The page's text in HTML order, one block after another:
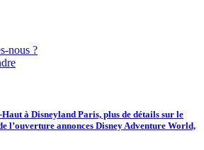
nous ?
à Disneyland Paris, plus de détails sur le
l’ouverture annonces Disney Adventure World,